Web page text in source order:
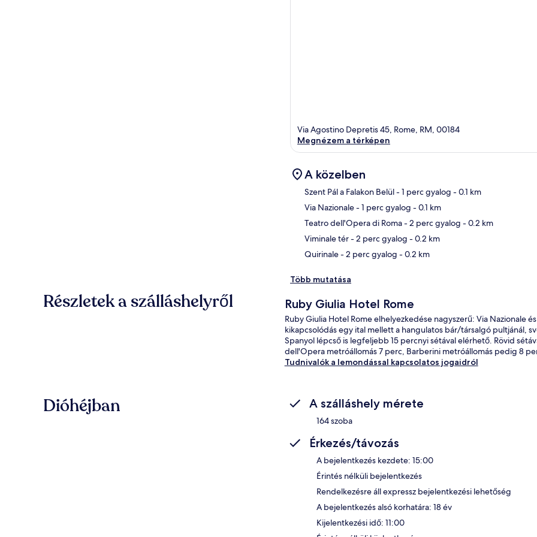
Via Agostino Depretis 45, Rome, RM, 00184
Megnézem a térképen
A közelben
Szent Pál a Falakon Belül- 1 perc gyalog - 0.1 km
Via Nazionale- 1 perc gyalog - 0.1 km
Teatro dell'Opera di Roma- 2 perc gyalog - 0.2 km
Viminale tér- 2 perc gyalog - 0.2 km
Quirinale- 2 perc gyalog - 0.2 km
Több mutatása
Részletek a szálláshelyről Ruby Giulia Hotel Rome
Ruby Giulia Hotel Rome elhelyezkedése nagyszerű: Via Nazionale
kikapcsolódás egy ital mellett a hangulatos bár/társalgó pultjánál,
Spanyol lépcső is legfeljebb 15 percnyi sétával elérhető. Rövid
dell'Opera metróállomás 7 perc, Barberini metróállomás pedig 8
Tudnivalók a lemondással kapcsolatos jogaidról
Dióhéjban A szálláshely mérete
164 szoba
Érkezés/távozás
A bejelentkezés kezdete: 15:00
Érintés nélküli bejelentkezés
Rendelkezésre áll expressz bejelentkezési lehetőség
A bejelentkezés alsó korhatára: 18 év
Kijelentkezési idő: 11:00